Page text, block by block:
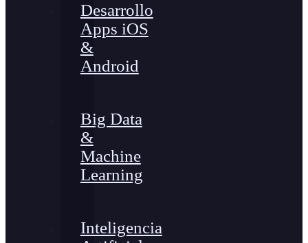
Desarrollo
Apps iOS
&
Android
Big Data
&
Machine
Learning
Inteligencia